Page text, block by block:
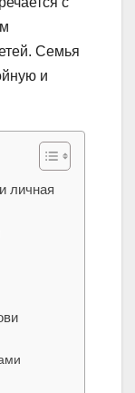
Семья
и
личная